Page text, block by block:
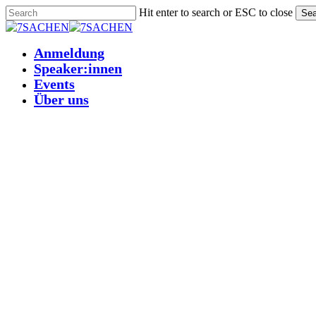
Skip
to
content
Hit enter to search or ESC to close
Close
Menu
Anmeldung
Speaker:innen
Events
Über uns